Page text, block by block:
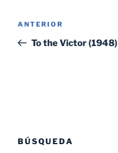
entradas
Entrada
anterior:
ANTERIOR
To the Victor (1948)
BÚSQUEDA